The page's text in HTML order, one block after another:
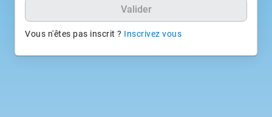
Valider
Vous n'êtes pas inscrit ? Inscrivez vous